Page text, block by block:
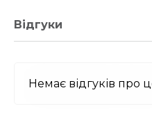
Відгуки
Немає відгуків про